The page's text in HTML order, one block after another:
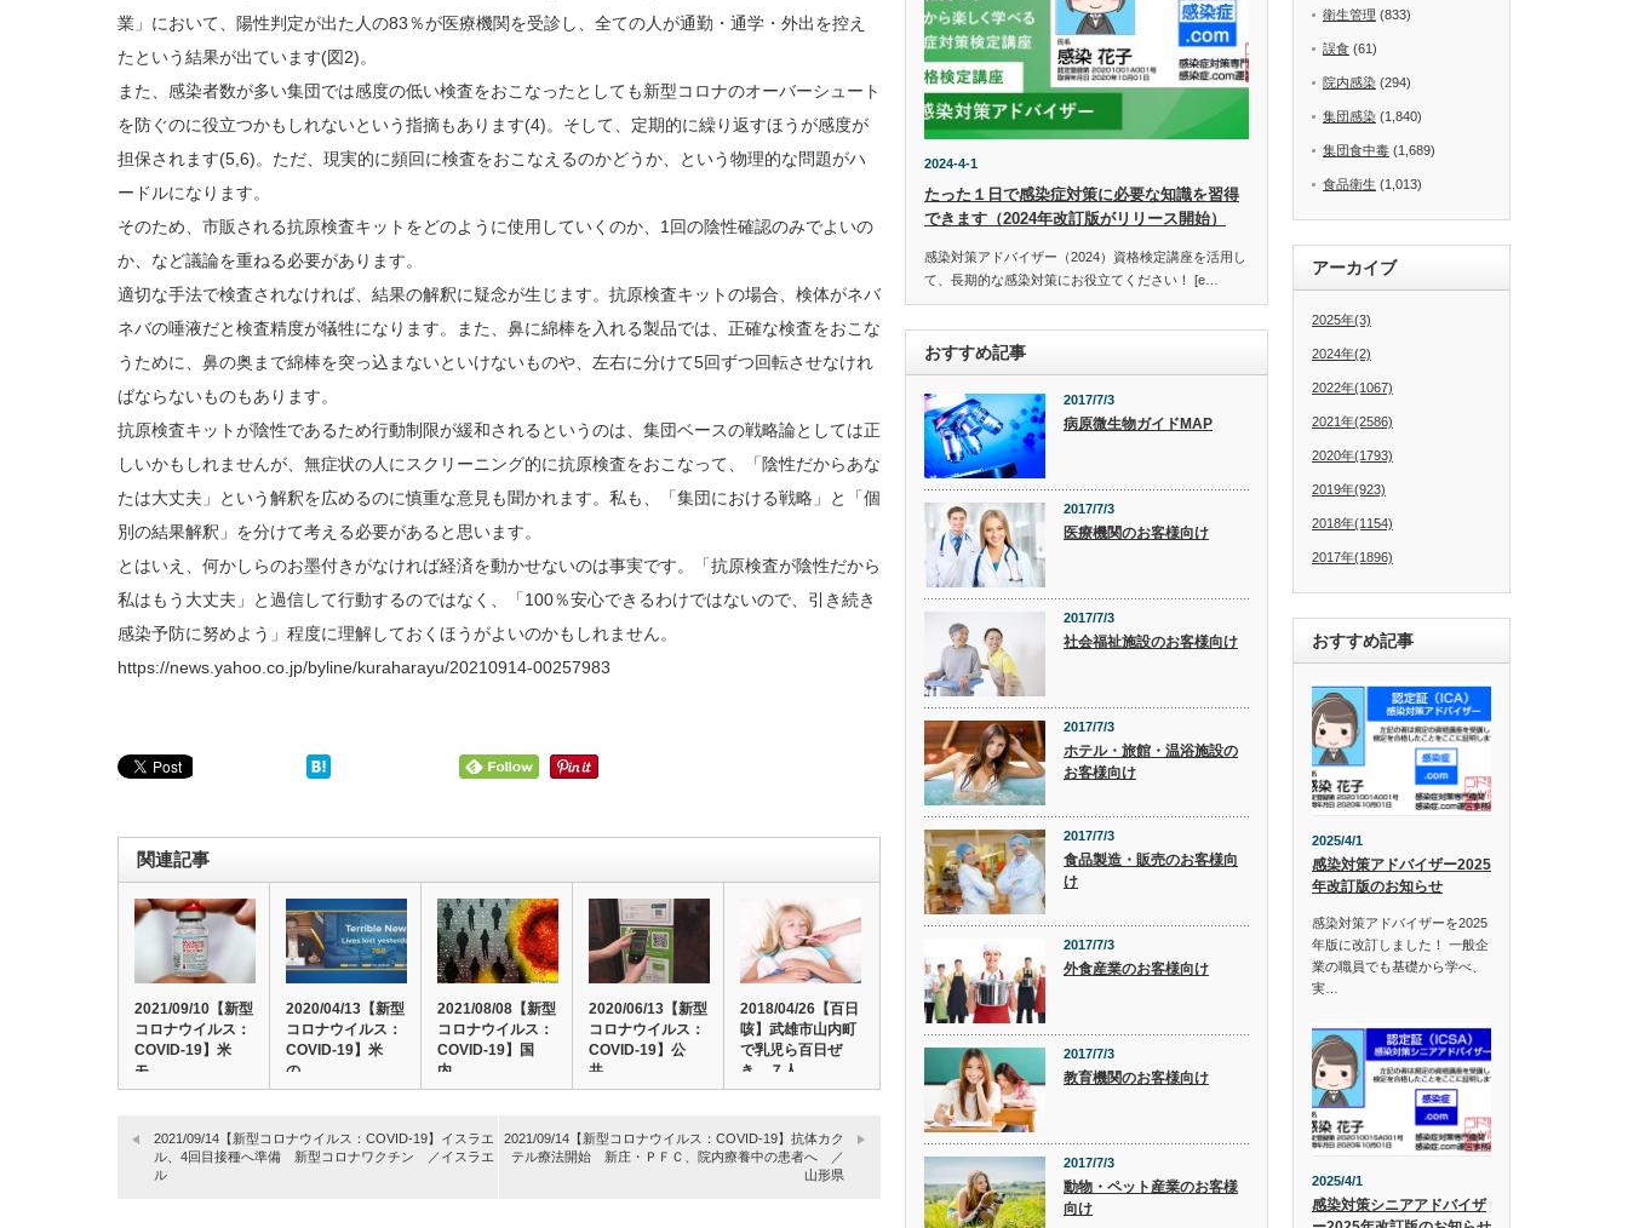
業」において、陽性判定が出た人の83％が医療機関を受診し、全ての人が通勤・通学・外出を控え
たという結果が出ています(図2)。
また、感染者数が多い集団では感度の低い検査をおこなったとしても新型コロナのオーバーシュート
を防ぐのに役立つかもしれないという指摘もあります(4)。そして、定期的に繰り返すほうが感度が
担保されます(5,6)。ただ、現実的に頻回に検査をおこなえるのかどうか、という物理的な問題がハ
ードルになります。
そのため、市販される抗原検査キットをどのように使用していくのか、1回の陰性確認のみでよいの
か、など議論を重ねる必要があります。
適切な手法で検査されなければ、結果の解釈に疑念が生じます。抗原検査キットの場合、検体がネバ
ネバの唾液だと検査精度が犠牲になります。また、鼻に綿棒を入れる製品では、正確な検査をおこな
うために、鼻の奥まで綿棒を突っ込まないといけないものや、左右に分けて5回ずつ回転させなけれ
ばならないものもあります。
抗原検査キットが陰性であるため行動制限が緩和されるというのは、集団ベースの戦略論としては正
しいかもしれませんが、無症状の人にスクリーニング的に抗原検査をおこなって、「陰性だからあな
たは大丈夫」という解釈を広めるのに慎重な意見も聞かれます。私も、「集団における戦略」と「個
別の結果解釈」を分けて考える必要があると思います。
とはいえ、何かしらのお墨付きがなければ経済を動かせないのは事実です。「抗原検査が陰性だから
私はもう大丈夫」と過信して行動するのではなく、「100％安心できるわけではないので、引き続き
感染予防に努めよう」程度に理解しておくほうがよいのかもしれません。
https://news.yahoo.co.jp/byline/kuraharayu/20210914-00257983
関連記事
2021/09/10【新型
コロナウイルス：
COVID-19】米
モ…
2020/04/13【新型
コロナウイルス：
COVID-19】米
の…
2021/08/08【新型
コロナウイルス：
COVID-19】国
内…
2020/06/13【新型
コロナウイルス：
COVID-19】公
共…
2018/04/26【百日
咳】武雄市山内町
で乳児ら百日ぜ
き ７人…
2021/09/14【新型コロナウイルス：COVID-19】イスラエ
ル、4回目接種へ準備 新型コロナワクチン ／イスラエ
ル
2021/09/14【新型コロナウイルス：COVID-19】抗体カク
テル療法開始 新庄・ＰＦＣ、院内療養中の患者へ ／
山形県
2024-4-1
たった１日で感染症対策に必要な知識を習得
できます（2024年改訂版がリリース開始）
感染対策アドバイザー（2024）資格検定講座を活用し
て、長期的な感染対策にお役立てください！ [e…
おすすめ記事
2017/7/3
病原微生物ガイドMAP
2017/7/3
医療機関のお客様向け
2017/7/3
社会福祉施設のお客様向け
2017/7/3
ホテル・旅館・温浴施設の
お客様向け
2017/7/3
食品製造・販売のお客様向
け
2017/7/3
外食産業のお客様向け
2017/7/3
教育機関のお客様向け
2017/7/3
動物・ペット産業のお客様
向け
衛生管理 (833)
誤食 (61)
院内感染 (294)
集団感染 (1,840)
集団食中毒 (1,689)
食品衛生 (1,013)
アーカイブ
2025年(3)
2024年(2)
2022年(1067)
2021年(2586)
2020年(1793)
2019年(923)
2018年(1154)
2017年(1896)
おすすめ記事
2025/4/1
感染対策アドバイザー2025
年改訂版のお知らせ
感染対策アドバイザーを2025
年版に改訂しました！ 一般企
業の職員でも基礎から学べ、
実…
2025/4/1
感染対策シニアアドバイザ